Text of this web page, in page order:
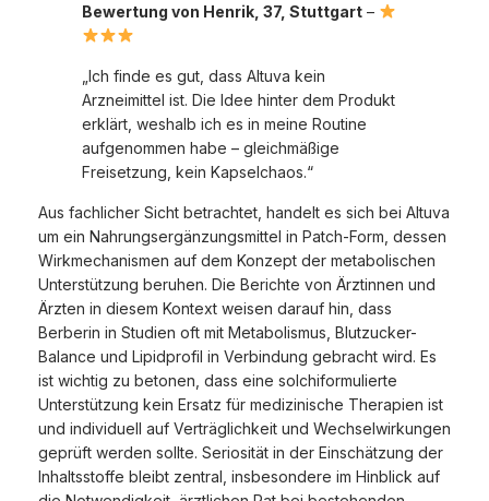
Bewertung von Henrik, 37, Stuttgart –
„Ich finde es gut, dass Altuva kein
Arzneimittel ist. Die Idee hinter dem Produkt
erklärt, weshalb ich es in meine Routine
aufgenommen habe – gleichmäßige
Freisetzung, kein Kapselchaos.“
Aus fachlicher Sicht betrachtet, handelt es sich bei Altuva
um ein Nahrungsergänzungsmittel in Patch-Form, dessen
Wirkmechanismen auf dem Konzept der metabolischen
Unterstützung beruhen. Die Berichte von Ärztinnen und
Ärzten in diesem Kontext weisen darauf hin, dass
Berberin in Studien oft mit Metabolismus, Blutzucker-
Balance und Lipidprofil in Verbindung gebracht wird. Es
ist wichtig zu betonen, dass eine solchiformulierte
Unterstützung kein Ersatz für medizinische Therapien ist
und individuell auf Verträglichkeit und Wechselwirkungen
geprüft werden sollte. Seriosität in der Einschätzung der
Inhaltsstoffe bleibt zentral, insbesondere im Hinblick auf